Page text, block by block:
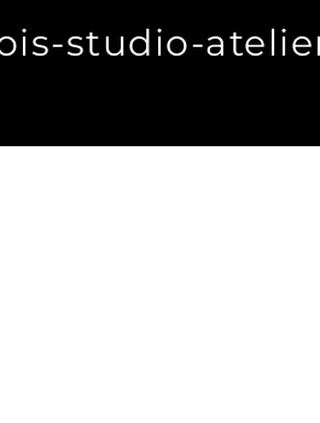
studio-